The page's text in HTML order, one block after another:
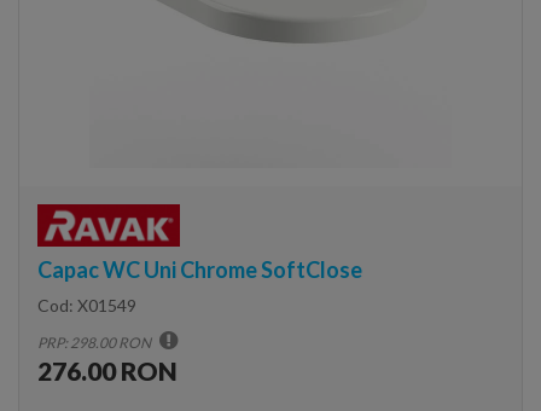
Capac WC Uni Chrome SoftClose
Cod: X01549
PRP: 298.00 RON
276.00 RON